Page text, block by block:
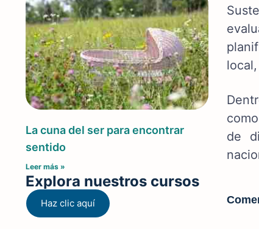
La cuna del ser para encontrar
sentido
Leer más »
Explora nuestros cursos
Haz clic aquí
de